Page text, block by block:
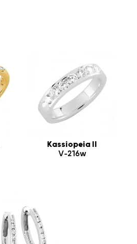
Kassiopeia II
V-216w